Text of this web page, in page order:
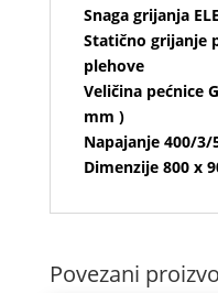
Snaga grijanja
Statično grijanje
plehove
Veličina pećnice
mm )
Napajanje 400/3/
Dimenzije 800 x
Povezani